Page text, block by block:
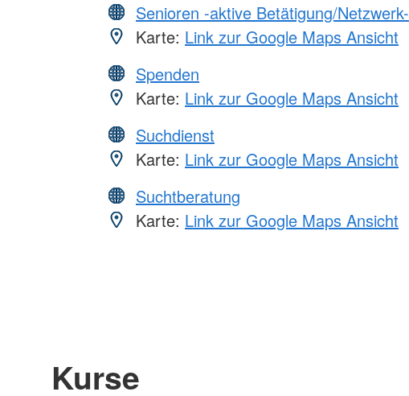
Senioren -aktive Betätigung/Netzwerk-
Karte: Link zur Google Maps Ansicht
Spenden
Karte: Link zur Google Maps Ansicht
Suchdienst
Karte: Link zur Google Maps Ansicht
Suchtberatung
Karte: Link zur Google Maps Ansicht
Kurse